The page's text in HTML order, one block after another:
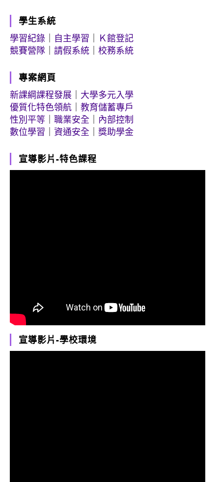
學生系統
學習紀錄
自主學習
Ｋ館登記
競賽營隊
請假系統 校務系統
專案網頁
新課綱課程發展
大學多元入學
優質化特色領航
教育儲蓄專戶
性別平等
職業安全
內部控制
數位學習
資通安全 獎助學金
宣導影片-特色課程
宣導影片-學校環境